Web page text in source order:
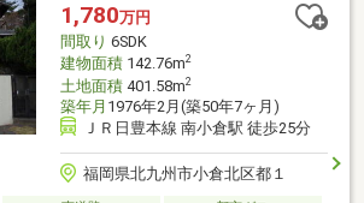
1,780万円
間取り 6SDK
建物面積142.76m2
土地面積401.58m2
築年月 1976年2月(築50年7ヶ月)
ＪＲ日豊本線 南小倉駅 徒歩25分
福岡県北九州市小倉北区都１